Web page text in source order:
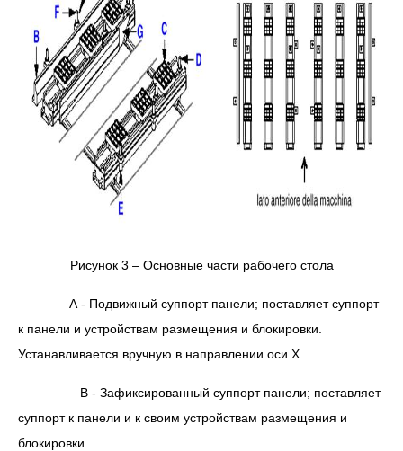
Рисунок 3 – Основные части рабочего стола
А - Подвижный суппорт панели; поставляет суппорт
к панели и устройствам размещения и блокировки.
Устанавливается вручную в направлении оси Х.
В - Зафиксированный суппорт панели; поставляет
суппорт к панели и к своим устройствам размещения и
блокировки.